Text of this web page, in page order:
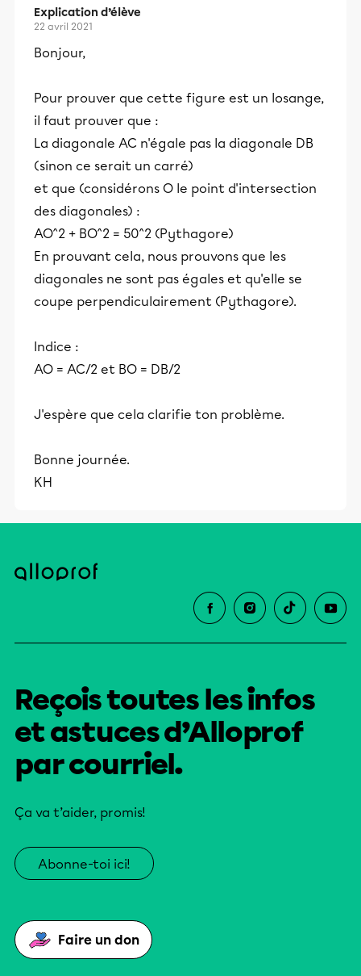
Explication d’élève
22 avril 2021
Bonjour,
Pour prouver que cette figure est un losange,
il faut prouver que :
La diagonale AC n'égale pas la diagonale DB
(sinon ce serait un carré)
et que (considérons O le point d'intersection
des diagonales) :
AO^2 + BO^2 = 50^2 (Pythagore)
En prouvant cela, nous prouvons que les
diagonales ne sont pas égales et qu'elle se
coupe perpendiculairement (Pythagore).
Indice :
AO = AC/2 et BO = DB/2
J'espère que cela clarifie ton problème.
Bonne journée.
KH
Reçois toutes les infos
et astuces d’Alloprof
par courriel.
Ça va t’aider, promis!
Abonne-toi ici!
Faire un don